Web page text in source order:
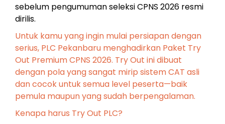
sebelum pengumuman seleksi CPNS 2026 resmi
dirilis.
Untuk kamu yang ingin mulai persiapan dengan
serius, PLC Pekanbaru menghadirkan Paket Try
Out Premium CPNS 2026. Try Out ini dibuat
dengan pola yang sangat mirip sistem CAT asli
dan cocok untuk semua level peserta—baik
pemula maupun yang sudah berpengalaman.
Kenapa harus Try Out PLC?